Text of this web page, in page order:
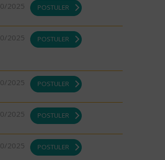
2025 POSTULER
2025 POSTULER
2025 POSTULER
2025 POSTULER
2025 POSTULER